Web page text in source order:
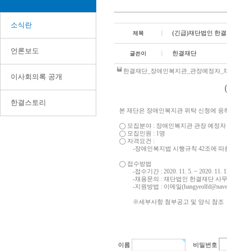
소식란
언론보도
이사회의록 공개
한결스토리
제목 (긴급)재단법인 한
글쓴이 한결재단
한결재단_장애인복지관_관장예정자_
본 재단은 장애인복지관 위탁 신청에
◯ 모집분야 : 장애인복지관 관장 예정자
◯ 모집인원 : 1명
◯ 자격요건 :
-장애인복지법 시행규칙 42조에 따
◯ 접수방법
-접수기간 : 2020. 11. 5. ~ 2020. 11.
-채용문의 : 재단법인 한결재단 사
-지원방법 : 이메일
※세부사항 첨부공고 및 양식 참조
이름 비밀번호